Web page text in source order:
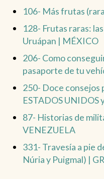
106- Más frutas
128- Frutas raras:
Uruápan | MÉXICO
206- Como
pasaporte de tu
250- Doce consejos
ESTADOS UNIDOS
87- Historias de
VENEZUELA
331- Travesía a pie
Núria y Puigmal) |